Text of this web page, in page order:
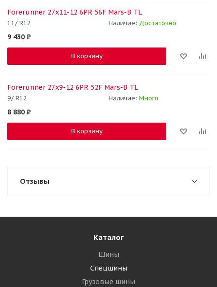
Forerunner 27x11-12 6PR 56F Mars-B TL
11/ R12 Наличие: Достаточно
9 430 ₽
В корзину
Forerunner 27x9-12 6PR 52F Mars-B TL
9/ R12 Наличие: Много
8 880 ₽
В корзину
Отзывы
Каталог
Шины
Спецшины
Грузовые шины